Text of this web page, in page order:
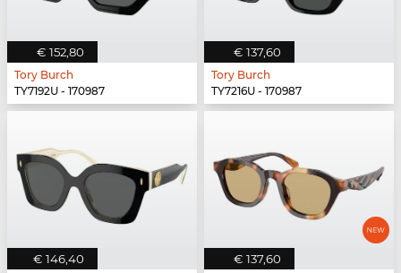
€ 152,80
Tory Burch
TY7192U - 170987
€ 137,60
Tory Burch
TY7216U - 170987
€ 146,40 € 137,60